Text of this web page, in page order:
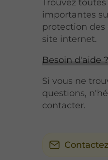
Trouvez
importantes
protection des
site internet.
Besoin d'aide ?
Si vous ne
questions,
contacter.